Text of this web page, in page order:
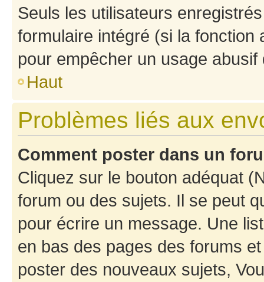
Seuls les utilisateurs
formulaire intégré (si la fonction
pour empêcher un usage
Haut
Problèmes liés aux
Comment poster dans un
Cliquez sur le bouton adéquat
forum ou des sujets. Il se peut
pour écrire un message. Une
en bas des pages des forums
poster des nouveaux sujets,